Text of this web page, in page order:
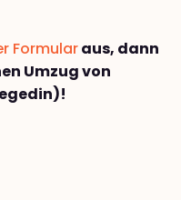
Formularaus, dann
Umzug von